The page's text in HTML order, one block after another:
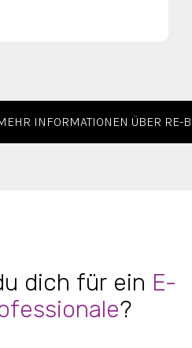
INFORMATIONEN ÜBER RE-
dich für ein E-
?